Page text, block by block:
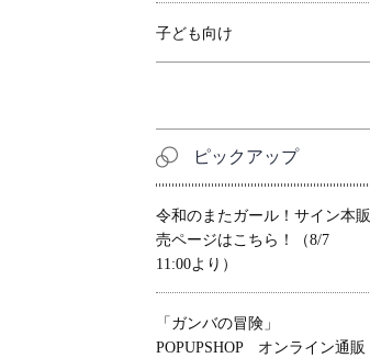
子ども向け
ピックアップ
令和のまたガール！サイン本販
売ページはこちら！（8/7
11:00より）
「ガンバの冒険」
POPUPSHOP オンライン通販